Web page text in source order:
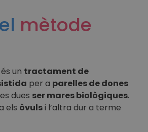
mètode
és un tractament de
per a parelles de dones
dues ser mares biològiques.
els òvulsi l’altra dur a terme